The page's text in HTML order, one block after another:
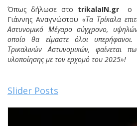
Όπως δήλωσε στο trikalaIN.gro
Γιάννης Αναγνώστου «Τα Τρίκαλα
Αστυνομικό Μέγαρο σύγχρονο,
οποίο θα είμαστε όλοι
Τρικαλινών Αστυνομικών, φαίνεται
υλοποίησης με τον ερχομό του 2025»!
Slider Posts